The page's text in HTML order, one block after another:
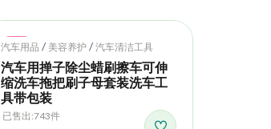
Hot
汽车用品 / 美容养护 / 汽车清洁工具
汽车用掸子除尘蜡刷擦车可伸
缩洗车拖把刷子母套装洗车工
具带包装
已售出:743件